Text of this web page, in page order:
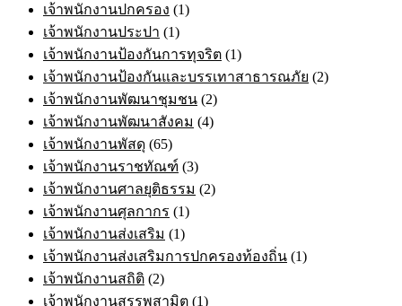
เจ้าพนักงานปกครอง (1)
เจ้าพนักงานประปา (1)
เจ้าพนักงานป้องกันการทุจริต (1)
เจ้าพนักงานป้องกันและบรรเทาสาธารณภัย (2)
เจ้าพนักงานพัฒนาชุมชน (2)
เจ้าพนักงานพัฒนาสังคม (4)
เจ้าพนักงานพัสดุ (65)
เจ้าพนักงานราชทัณฑ์ (3)
เจ้าพนักงานศาลยุติธรรม (2)
เจ้าพนักงานศุลกากร (1)
เจ้าพนักงานส่งเสริม (1)
เจ้าพนักงานส่งเสริมการปกครองท้องถิ่น (1)
เจ้าพนักงานสถิติ (2)
เจ้าพนักงานสรรพสามิต (1)